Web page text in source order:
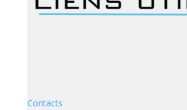
Contacts